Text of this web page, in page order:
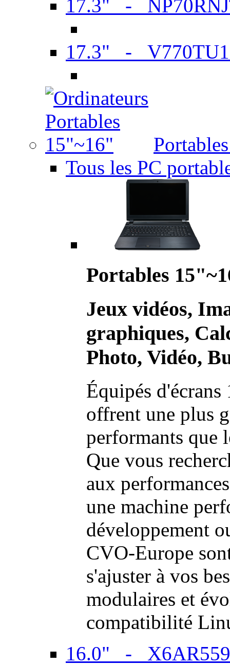
17.3" -
17.3" -
Tous les PC
Portables
Jeux vidéos,
graphiques,
Photo, Vidéo,
Équipés
offrent une plus
performants que
Que vous
aux
une machine
développement
CVO-Europe
s'ajuster à vos
modulaires et
compatibilité
16.0" -